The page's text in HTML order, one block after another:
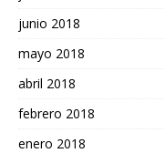
junio 2018
mayo 2018
abril 2018
febrero 2018
enero 2018